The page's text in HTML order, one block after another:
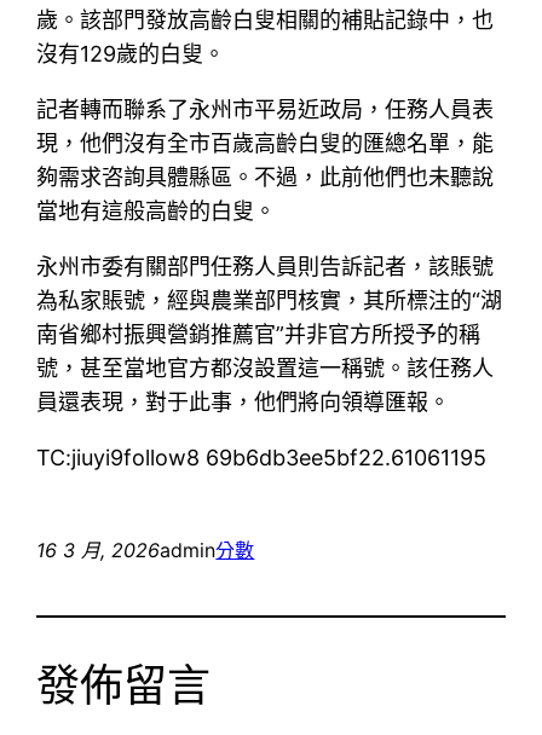
歲。該部門發放高齡白叟相關的補貼記錄中，也
沒有129歲的白叟。
記者轉而聯系了永州市平易近政局，任務人員表
現，他們沒有全市百歲高齡白叟的匯總名單，能
夠需求咨詢具體縣區。不過，此前他們也未聽說
當地有這般高齡的白叟。
永州市委有關部門任務人員則告訴記者，該賬號
為私家賬號，經與農業部門核實，其所標注的“湖
南省鄉村振興營銷推薦官”并非官方所授予的稱
號，甚至當地官方都沒設置這一稱號。該任務人
員還表現，對于此事，他們將向領導匯報。
TC:jiuyi9follow8 69b6db3ee5bf22.61061195
16 3 月, 2026admin分數
發佈留言